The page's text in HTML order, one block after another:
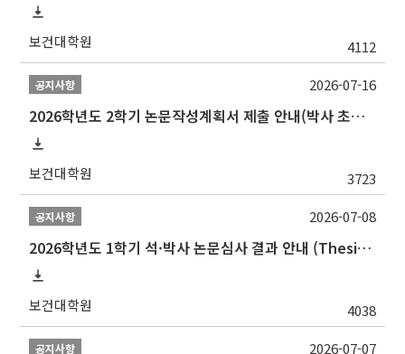
보건대학원 4112
공지사항
2026학년도 2학기 논문작성계획서 제출 안내(박사 초심 일정 포함)_Thesis Proposal
보건대학원 3723
2026-07-16
공지사항
2026학년도 1학기 석·박사 논문심사 결과 안내 (Thesis Defense Result)
보건대학원 4038
2026-07-08
공지사항 2026-07-07